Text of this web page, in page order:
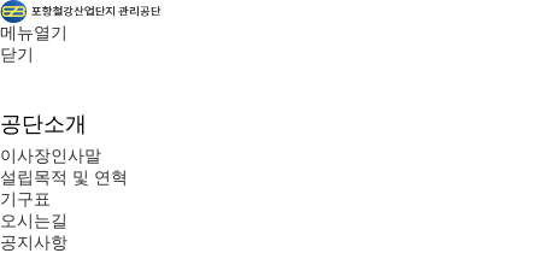
메뉴열기
닫기
공단소개
이사장인사말
설립목적 및 연혁
기구표
오시는길
공지사항